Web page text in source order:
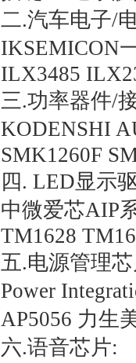
二.汽车电子/
IKSEMICON
ILX3485
三.功率器件/
KODENSHI
SMK1260F
四. LED显示
中微爱芯AIP
TM1628
五.电源管理
Power
AP5056 力生
六.语音芯片: